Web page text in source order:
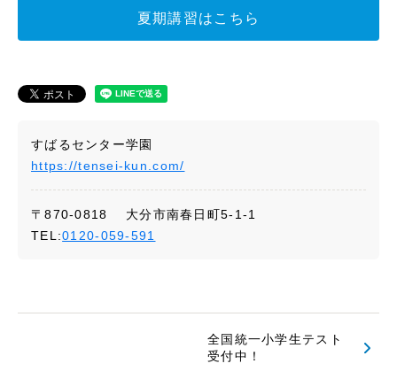
夏期講習はこちら
すばるセンター学園
https://tensei-kun.com/
〒870-0818 大分市南春日町5-1-1
TEL:0120-059-591
全国統一小学生テスト
受付中！